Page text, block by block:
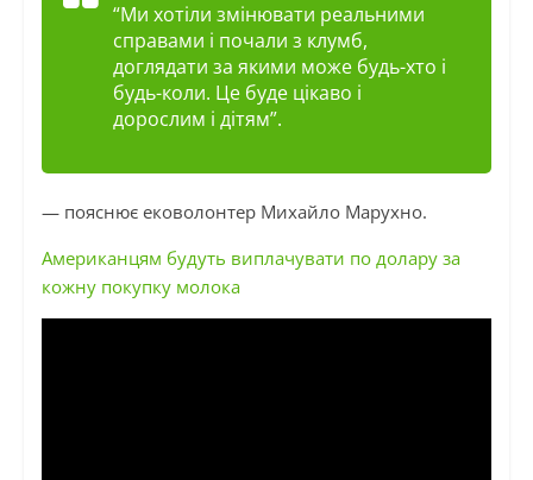
“Ми хотіли змінювати реальними
справами і почали з клумб,
доглядати за якими може будь-хто і
будь-коли. Це буде цікаво і
дорослим і дітям”.
— пояснює ековолонтер Михайло Марухно.
Американцям будуть виплачувати по долару за
кожну покупку молока